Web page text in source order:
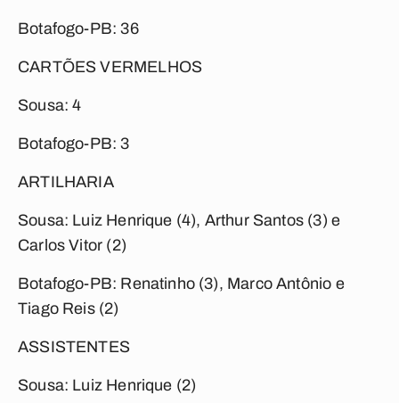
Botafogo-PB: 36
CARTÕES VERMELHOS
Sousa: 4
Botafogo-PB: 3
ARTILHARIA
Sousa: Luiz Henrique (4), Arthur Santos (3) e
Carlos Vitor (2)
Botafogo-PB: Renatinho (3), Marco Antônio e
Tiago Reis (2)
ASSISTENTES
Sousa: Luiz Henrique (2)